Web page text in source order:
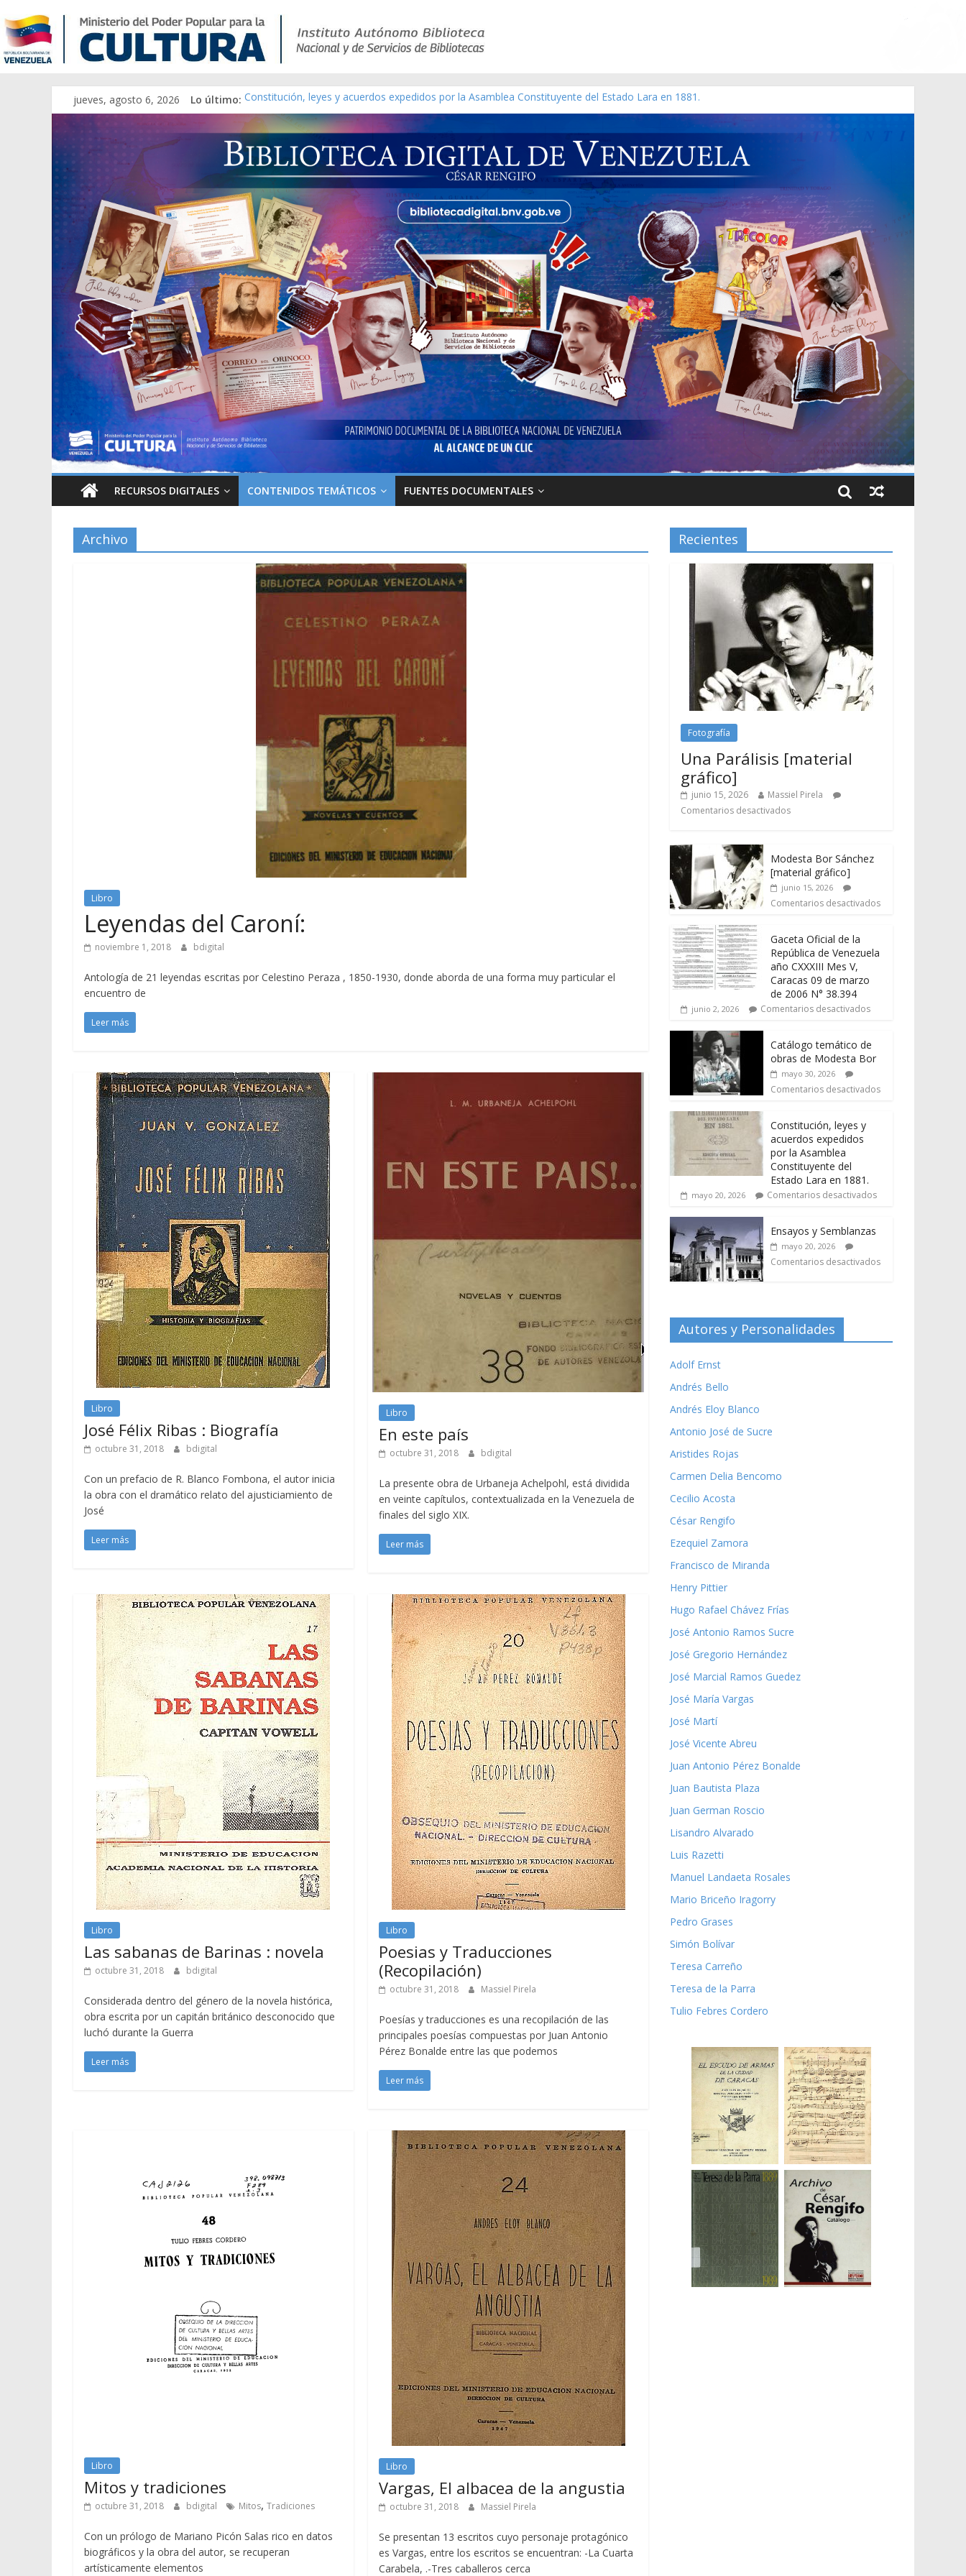
jueves, agosto 6, 2026 Lo último: Constitución, leyes y acuerdos expedidos por la Asamblea Constituyente del Estado Lara en 1881.
Una Parálisis [material gráfico]
Modesta Bor Sánchez [material gráfico]
Gaceta Oficial de la República de Venezuela año CXXXIII Mes V, Caracas 09 de marzo de 2006 N° 38.394
Catálogo temático de obras de Modesta Bor
RECURSOS DIGITALES CONTENIDOS TEMÁTICOS FUENTES DOCUMENTALES
Archivo
Libro
Leyendas del Caroní:
noviembre 1, 2018 bdigital
Antología de 21 leyendas escritas por Celestino Peraza , 1850-1930, donde aborda de una forma muy particular el
encuentro de
Leer más
Libro
José Félix Ribas : Biografía
octubre 31, 2018 bdigital
Con un prefacio de R. Blanco Fombona, el autor inicia
la obra con el dramático relato del ajusticiamiento de
José
Leer más
Libro
En este país
octubre 31, 2018 bdigital
La presente obra de Urbaneja Achelpohl, está dividida
en veinte capítulos, contextualizada en la Venezuela de
finales del siglo XIX.
Leer más
Libro
Las sabanas de Barinas : novela
octubre 31, 2018 bdigital
Considerada dentro del género de la novela histórica,
obra escrita por un capitán británico desconocido que
luchó durante la Guerra
Leer más
Libro
Poesias y Traducciones
(Recopilación)
octubre 31, 2018 Massiel Pirela
Poesías y traducciones es una recopilación de las
principales poesías compuestas por Juan Antonio
Pérez Bonalde entre las que podemos
Leer más
Libro
Mitos y tradiciones
octubre 31, 2018 bdigital Mitos, Tradiciones
Con un prólogo de Mariano Picón Salas rico en datos
biográficos y la obra del autor, se recuperan
artísticamente elementos
Libro
Vargas, El albacea de la angustia
octubre 31, 2018 Massiel Pirela
Se presentan 13 escritos cuyo personaje protagónico
es Vargas, entre los escritos se encuentran: -La Cuarta
Carabela, .-Tres caballeros cerca
Recientes
Fotografía
Una Parálisis [material
gráfico]
junio 15, 2026
Massiel Pirela
Comentarios desactivados
Modesta Bor Sánchez
[material gráfico]
junio 15, 2026
Comentarios desactivados
Gaceta Oficial de la
República de Venezuela
año CXXXIII Mes V,
Caracas 09 de marzo
de 2006 N° 38.394
junio 2, 2026 Comentarios desactivados
Catálogo temático de
obras de Modesta Bor
mayo 30, 2026
Comentarios desactivados
Constitución, leyes y
acuerdos expedidos
por la Asamblea
Constituyente del
Estado Lara en 1881.
mayo 20, 2026 Comentarios desactivados
Ensayos y Semblanzas
mayo 20, 2026
Comentarios desactivados
Autores y Personalidades
Adolf Ernst
Andrés Bello
Andrés Eloy Blanco
Antonio José de Sucre
Aristides Rojas
Carmen Delia Bencomo
Cecilio Acosta
César Rengifo
Ezequiel Zamora
Francisco de Miranda
Henry Pittier
Hugo Rafael Chávez Frías
José Antonio Ramos Sucre
José Gregorio Hernández
José Marcial Ramos Guedez
José María Vargas
José Martí
José Vicente Abreu
Juan Antonio Pérez Bonalde
Juan Bautista Plaza
Juan German Roscio
Lisandro Alvarado
Luis Razetti
Manuel Landaeta Rosales
Mario Briceño Iragorry
Pedro Grases
Simón Bolívar
Teresa Carreño
Teresa de la Parra
Tulio Febres Cordero